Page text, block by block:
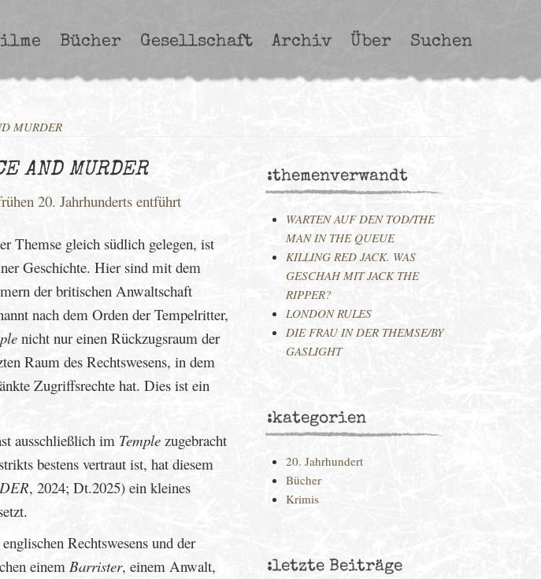
Bücher Gesellschaft Archiv Über Suchen
MURDER
AND MURDER
20. Jahrhunderts entführt
Themse gleich südlich gelegen, ist
Geschichte. Hier sind mit dem
der britischen Anwaltschaft
nach dem Orden der Tempelritter,
nicht nur einen Rückzugsraum der
Raum des Rechtswesens, in dem
Zugriffsrechte hat. Dies ist ein
ausschließlich im Temple zugebracht
bestens vertraut ist, hat diesem
, 2024; Dt.2025) ein kleines
Rechtswesens und der
einem Barrister, einem Anwalt,
:themenverwandt
WARTEN AUF DEN TOD/THE
MAN IN THE QUEUE
KILLING RED JACK. WAS
GESCHAH MIT JACK THE
RIPPER?
LONDON RULES
DIE FRAU IN DER THEMSE/BY
GASLIGHT
:kategorien
20. Jahrhundert
Bücher
Krimis
:letzte Beiträge